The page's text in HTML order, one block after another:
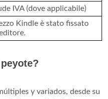
IVA (dove applicabile)
Kindle è stato fissato
y variados, desde su